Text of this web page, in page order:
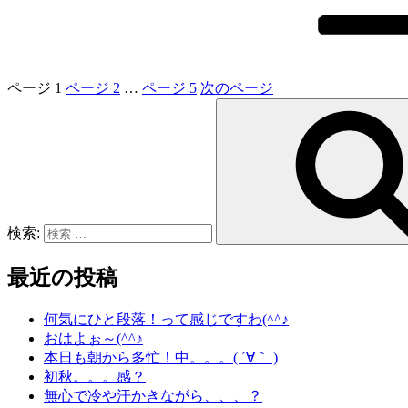
ページ 1 ページ 2 … ページ 5 次のページ
検索:
最近の投稿
何気にひと段落！って感じですわ(^^♪
おはよぉ～(^^♪
本日も朝から多忙！中。。。( ´∀｀ )
初秋。。。感？
無心で冷や汗かきながら、、、？